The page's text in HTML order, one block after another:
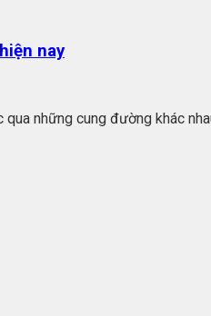
nay
những cung đường khác